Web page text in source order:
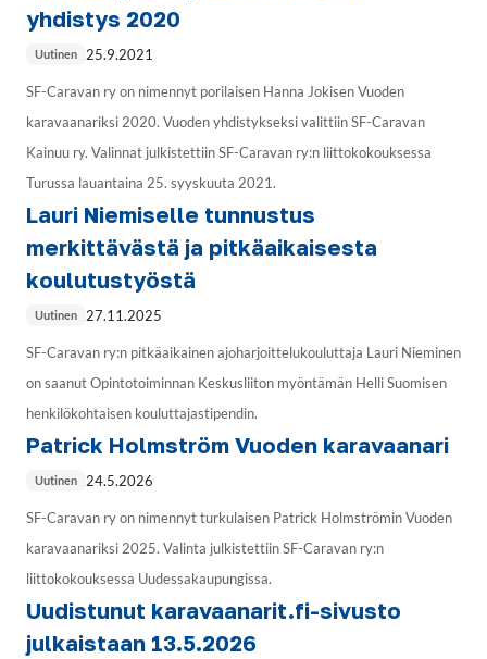
yhdistys 2020
Uutinen 25.9.2021
SF-Caravan ry on nimennyt porilaisen Hanna Jokisen Vuoden
karavaanariksi 2020. Vuoden yhdistykseksi valittiin SF-Caravan
Kainuu ry. Valinnat julkistettiin SF-Caravan ry:n liittokokouksessa
Turussa lauantaina 25. syyskuuta 2021.
Lauri Niemiselle tunnustus
merkittävästä ja pitkäaikaisesta
koulutustyöstä
Uutinen 27.11.2025
SF-Caravan ry:n pitkäaikainen ajoharjoittelukouluttaja Lauri Nieminen
on saanut Opintotoiminnan Keskusliiton myöntämän Helli Suomisen
henkilökohtaisen kouluttajastipendin.
Patrick Holmström Vuoden karavaanari
Uutinen 24.5.2026
SF-Caravan ry on nimennyt turkulaisen Patrick Holmströmin Vuoden
karavaanariksi 2025. Valinta julkistettiin SF-Caravan ry:n
liittokokouksessa Uudessakaupungissa.
Uudistunut karavaanarit.fi-sivusto
julkaistaan 13.5.2026